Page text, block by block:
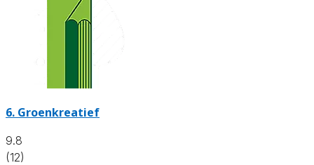
6. Groenkreatief
9.8
(12)